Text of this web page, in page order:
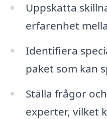
Uppskatta
erfarenhet
Identifiera
paket som kan
Ställa frågor
experter, vilket